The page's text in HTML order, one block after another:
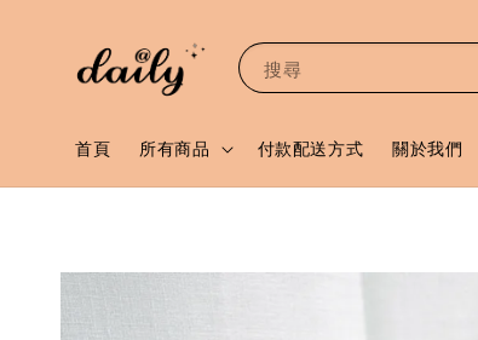
搜尋
首頁 所有商品 付款配送方式 關於我們